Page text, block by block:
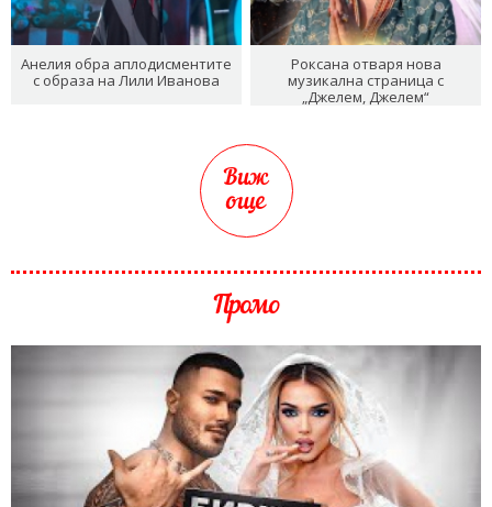
Анелия обра аплодисментите
с образа на Лили Иванова
Роксана отваря нова
музикална страница с
„Джелем, Джелем“
Виж
още
Промо